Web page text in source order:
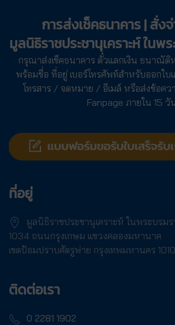
การส่งเช็คธนาคาร | สั่ง
มูลนิธิราชประชานุเคราะห์ ในพ
กรุณาส่งเช็คธนาคาร ตั๋วแลกเงิน ธนาณัติ
พร้อมชื่อ ที่อยู่ เบอร์โทรศัพท์สำหรับออกใบ
โทรสาร / จดหมาย / อีเมล์ หรือส่งข้อคว
Fanpage ภายใน 15 วั
ที่อยู่
มูลนิธิราชประชานุเคราะห์ ในพระบรม
1034 ถนนกรุงเกษม แขวงคลองมหานาค
เขตป้อมปราบศัตรูพ่าย กรุงเทพมหานคร
ติดต่อเรา
0 2281 1902